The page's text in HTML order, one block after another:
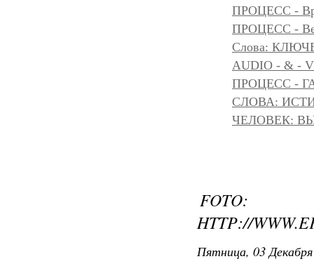
ПРОЦЕСС -
ПРОЦЕСС -
Слова:
AUDIO - & -
ПРОЦЕСС -
СЛОВА:
ЧЕЛОВЕК:
FOTO:
HTTP://
Пятница, 03